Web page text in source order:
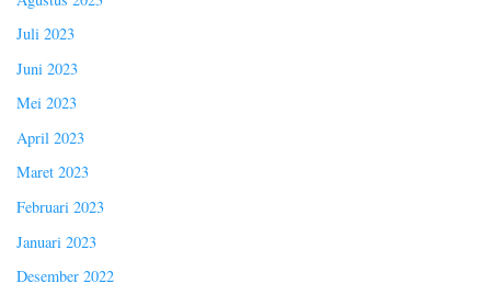
Juli 2023
Juni 2023
Mei 2023
April 2023
Maret 2023
Februari 2023
Januari 2023
Desember 2022